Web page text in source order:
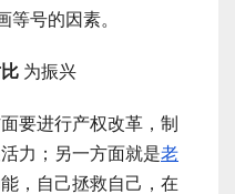
等号的因素。
为振兴
要进行产权改革，制
力；另一方面就是老
，自己拯救自己，在